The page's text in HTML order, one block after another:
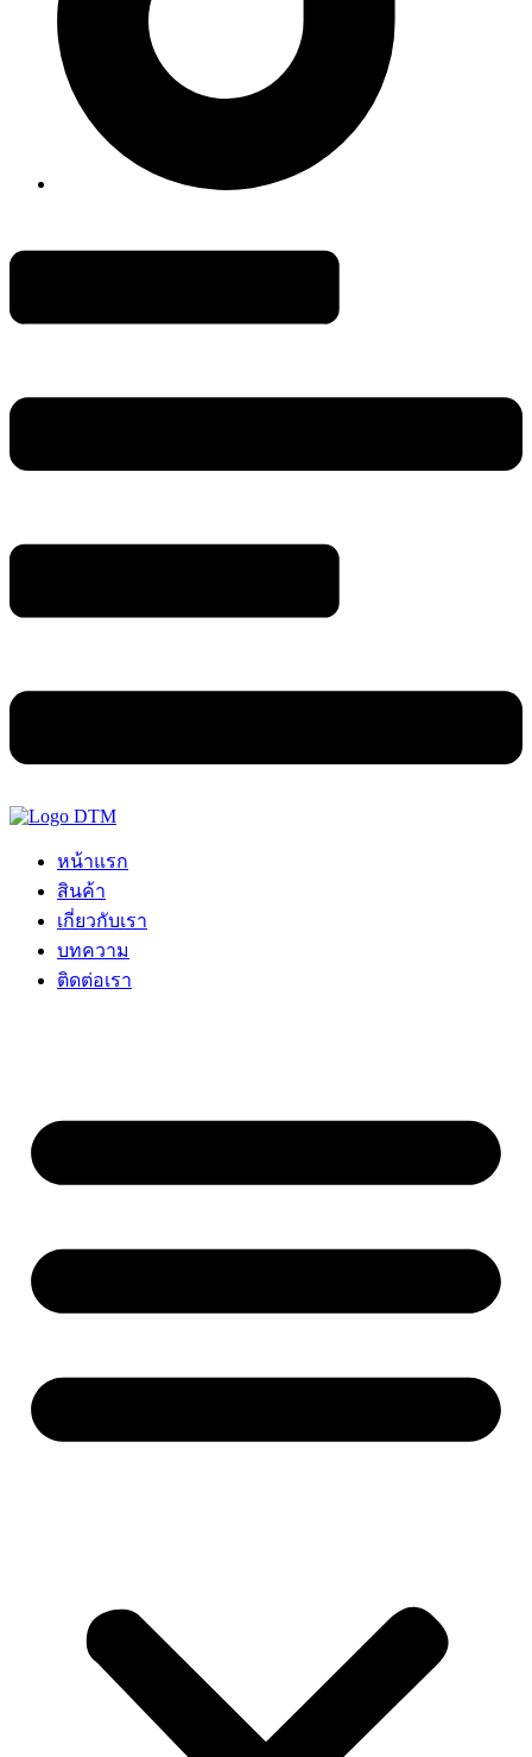
หน้าแรก
สินค้า
เกี่ยวกับเรา
บทความ
ติดต่อเรา